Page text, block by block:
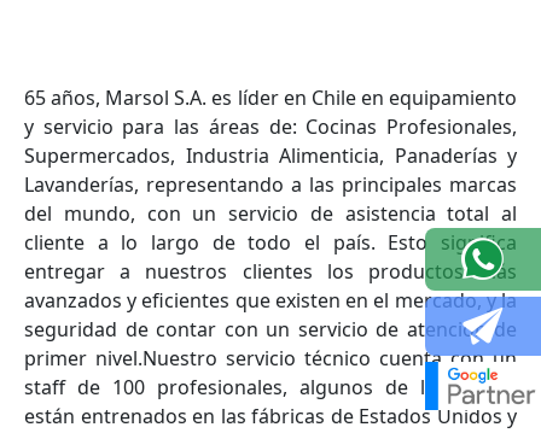
65 años, Marsol S.A. es líder en Chile en equipamiento
y servicio para las áreas de: Cocinas Profesionales,
Supermercados, Industria Alimenticia, Panaderías y
Lavanderías, representando a las principales marcas
del mundo, con un servicio de asistencia total al
cliente a lo largo de todo el país. Esto significa
entregar a nuestros clientes los productos más
avanzados y eficientes que existen en el mercado, y la
seguridad de contar con un servicio de atención de
primer nivel.Nuestro servicio técnico cuenta con un
staff de 100 profesionales, algunos de los cuales
están entrenados en las fábricas de Estados Unidos y